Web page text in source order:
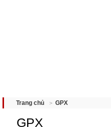
Trang chủ GPX
GPX